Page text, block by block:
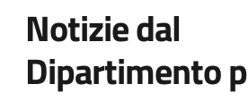
Notizie dal
Dipartimento